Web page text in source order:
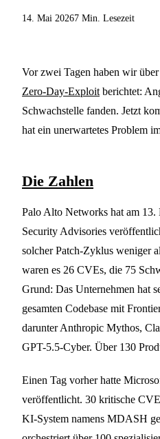
14. Mai 20267 Min. Lesezeit
Vor zwei Tagen haben wir über
Zero-Day-Exploit berichtet:
Schwachstelle fanden. Jetzt
hat ein unerwartetes Problem
Die Zahlen
Palo Alto Networks hat am 13.
Security Advisories
solcher Patch-Zyklus weniger
waren es 26 CVEs, die 75
Grund: Das Unternehmen hat
gesamten Codebase mit
darunter Anthropic Mythos,
GPT-5.5-Cyber. Über 130
Einen Tag vorher hatte
veröffentlicht. 30 kritische
KI-System namens MDASH